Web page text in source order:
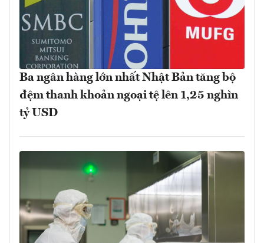
Ba ngân hàng lớn nhất Nhật Bản tăng bộ
đệm thanh khoản ngoại tệ lên 1,25 nghìn
tỷ USD